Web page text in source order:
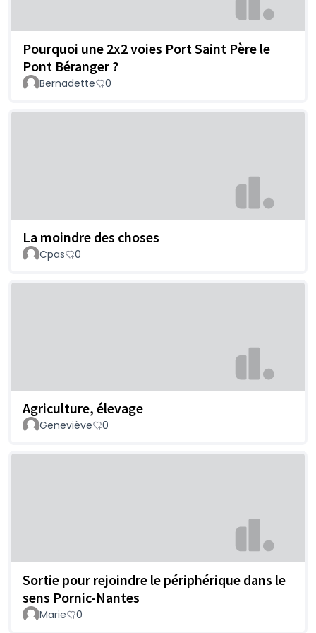
Pourquoi une 2x2 voies Port Saint Père le
Pont Béranger ?
Bernadette 0
La moindre des choses
Cpas 0
Agriculture, élevage
Geneviève 0
Sortie pour rejoindre le périphérique dans le
sens Pornic-Nantes
Marie 0